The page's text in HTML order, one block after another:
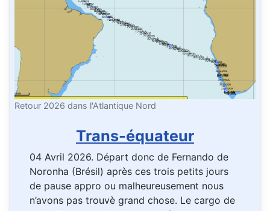
Retour 2026 dans l'Atlantique Nord
Trans-équateur
04 Avril 2026. Départ donc de Fernando de
Noronha (Brésil) après ces trois petits jours
de pause appro ou malheureusement nous
n’avons pas trouvè grand chose. Le cargo de